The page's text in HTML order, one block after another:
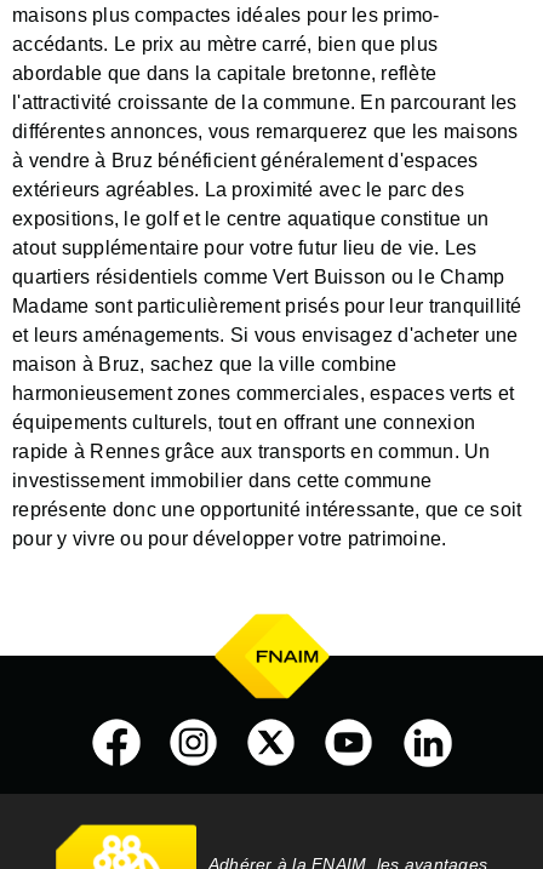
maisons plus compactes idéales pour les primo-
accédants. Le prix au mètre carré, bien que plus
abordable que dans la capitale bretonne, reflète
l'attractivité croissante de la commune. En parcourant les
différentes annonces, vous remarquerez que les maisons
à vendre à Bruz bénéficient généralement d'espaces
extérieurs agréables. La proximité avec le parc des
expositions, le golf et le centre aquatique constitue un
atout supplémentaire pour votre futur lieu de vie. Les
quartiers résidentiels comme Vert Buisson ou le Champ
Madame sont particulièrement prisés pour leur tranquillité
et leurs aménagements. Si vous envisagez d'acheter une
maison à Bruz, sachez que la ville combine
harmonieusement zones commerciales, espaces verts et
équipements culturels, tout en offrant une connexion
rapide à Rennes grâce aux transports en commun. Un
investissement immobilier dans cette commune
représente donc une opportunité intéressante, que ce soit
pour y vivre ou pour développer votre patrimoine.
Adhérer à la FNAIM, les avantages